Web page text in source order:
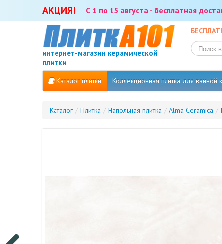
АКЦИЯ! С 1 по 15 августа - бесплатная
интернет-магазин керамической
плитки
Каталог плитки Коллекционная плитка для ванной
Каталог / Плитка / Напольная плитка / Alma Ceramica /